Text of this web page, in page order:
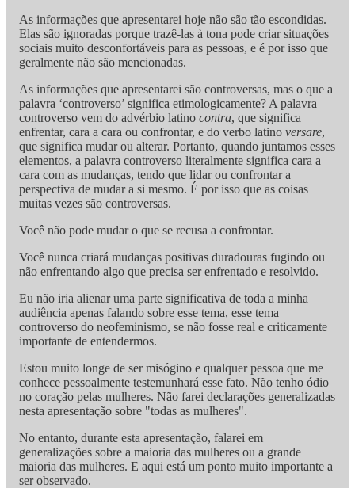
As informações que apresentarei hoje não são tão escondidas.
Elas são ignoradas porque trazê-las à tona pode criar situações
sociais muito desconfortáveis para as pessoas, e é por isso que
geralmente não são mencionadas.
As informações que apresentarei são controversas, mas o que a
palavra ‘controverso’ significa etimologicamente? A palavra
controverso vem do advérbio latino contra, que significa
enfrentar, cara a cara ou confrontar, e do verbo latino versare,
que significa mudar ou alterar. Portanto, quando juntamos esses
elementos, a palavra controverso literalmente significa cara a
cara com as mudanças, tendo que lidar ou confrontar a
perspectiva de mudar a si mesmo. É por isso que as coisas
muitas vezes são controversas.
Você não pode mudar o que se recusa a confrontar.
Você nunca criará mudanças positivas duradouras fugindo ou
não enfrentando algo que precisa ser enfrentado e resolvido.
Eu não iria alienar uma parte significativa de toda a minha
audiência apenas falando sobre esse tema, esse tema
controverso do neofeminismo, se não fosse real e criticamente
importante de entendermos.
Estou muito longe de ser misógino e qualquer pessoa que me
conhece pessoalmente testemunhará esse fato. Não tenho ódio
no coração pelas mulheres. Não farei declarações generalizadas
nesta apresentação sobre "todas as mulheres".
No entanto, durante esta apresentação, falarei em
generalizações sobre a maioria das mulheres ou a grande
maioria das mulheres. E aqui está um ponto muito importante a
ser observado.